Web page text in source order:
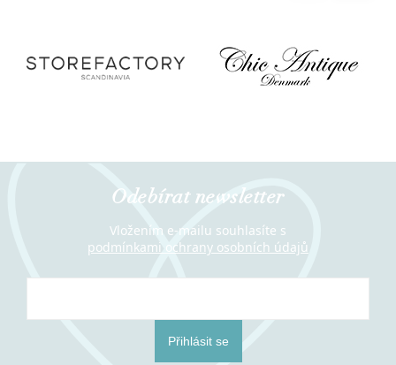
Odebírat newsletter
Vložením e-mailu souhlasíte s
podmínkami ochrany osobních údajů
Přihlásit se